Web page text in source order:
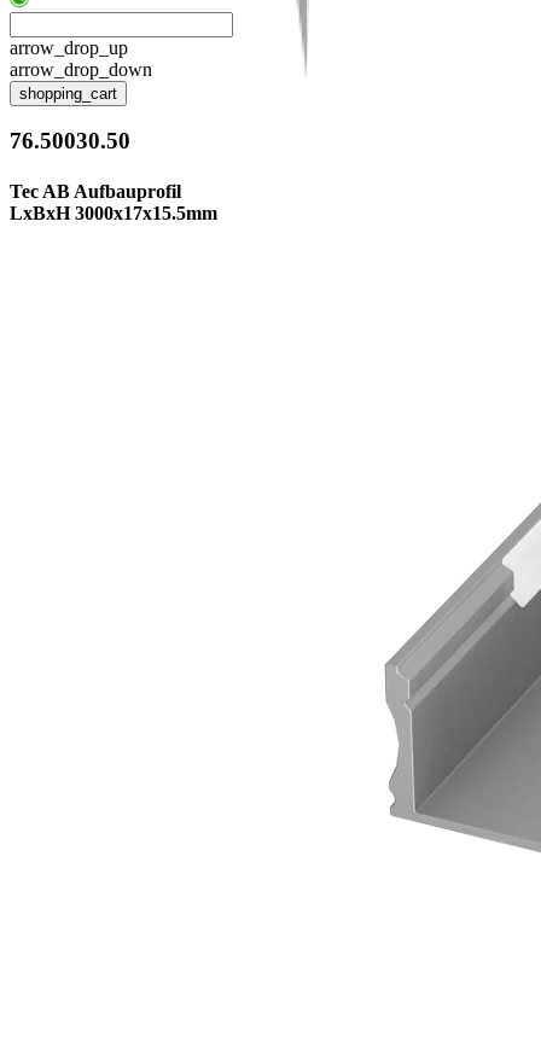
arrow_drop_up
arrow_drop_down
shopping_cart
76.50030.50
Tec AB Aufbauprofil
LxBxH 3000x17x15.5mm